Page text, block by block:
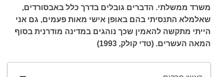
משרד ממשלתי. הדברים גובלים בדרך כלל באבסורדים,
שאלמלא התנסיתי בהם באופן אישי מאות פעמים, גם אני
הייתי מתקשה להאמין שכך נוהגים במדינה מודרנית בסוף
המאה העשרים. (טדי קולק, 1993)